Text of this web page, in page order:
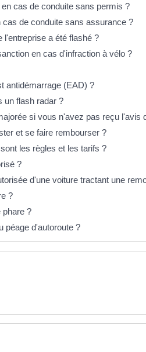
cas de conduite sans permis ?
de conduite sans assurance ?
l'entreprise a été flashé ?
en cas d'infraction à vélo ?
antidémarrage (EAD) ?
un flash radar ?
si vous n'avez pas reçu l'avis
et se faire rembourser ?
les règles et les tarifs ?
?
d'une voiture tractant une
?
phare ?
péage d'autoroute ?